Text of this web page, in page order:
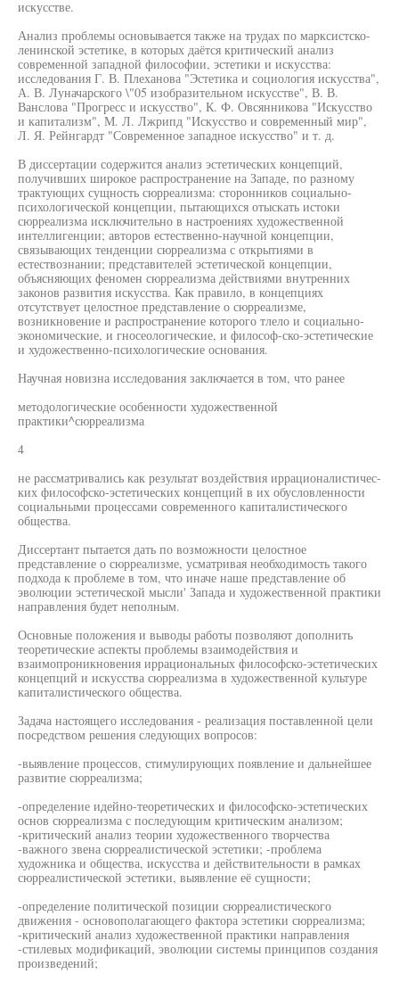
искусстве.
Анализ проблемы основывается также на трудах по марксистско-
ленинской эстетике, в которых даётся критический анализ
современной западной философии, эстетики и искусства:
исследования Г. В. Плеханова "Эстетика и социология искусства",
А. В. Луначарского \"05 изобразительном искусстве", В. В.
Ванслова "Прогресс и искусство", К. Ф. Овсянникова "Искусство
и капитализм", М. Л. Лжрипд "Искусство и современный мир",
Л. Я. Рейнгардт "Современное западное искусство" и т. д.
В диссертации содержится анализ эстетических концепций,
получивших широкое распространение на Западе, по разному
трактующих сущность сюрреализма: сторонников социально-
психологической концепции, пытающихся отыскать истоки
сюрреализма исключительно в настроениях художественной
интеллигенции; авторов естественно-научной концепции,
связывающих тенденции сюрреализма с открытиями в
естествознании; представителей эстетической концепции,
объясняющих феномен сюрреализма действиями внутренних
законов развития искусства. Как правило, в концепциях
отсутствует целостное представление о сюрреализме,
возникновение и распространение которого тлело и социально-
экономические, и гносеологические, и философ-ско-эстетические
и художественно-психологические основания.
Научная новизна исследования заключается в том, что ранее
методологические особенности художественной
практики^сюрреализма
4
не рассматривались как результат воздействия иррационалистичес-
ких философско-эстетических концепций в их обусловленности
социальными процессами современного капиталистического
общества.
Диссертант пытается дать по возможности целостное
представление о сюрреализме, усматривая необходимость такого
подхода к проблеме в том, что иначе наше представление об
эволюции эстетической мысли' Запада и художественной практики
направления будет неполным.
Основные положения и выводы работы позволяют дополнить
теоретические аспекты проблемы взаимодействия и
взаимопроникновения иррациональных философско-эстетических
концепций и искусства сюрреализма в художественной культуре
капиталистического общества.
Задача настоящего исследования - реализация поставленной цели
посредством решения следующих вопросов:
-выявление процессов, стимулирующих появление и дальнейшее
развитие сюрреализма;
-определение идейно-теоретических и философско-эстетических
основ сюрреализма с последующим критическим анализом;
-критический анализ теории художественного творчества
-важного звена сюрреалистической эстетики; -проблема
художника и общества, искусства и действительности в рамках
сюрреалистической эстетики, выявление её сущности;
-определение политической позиции сюрреалистического
движения - основополагающего фактора эстетики сюрреализма;
-критический анализ художественной практики направления
-стилевых модификаций, эволюции системы принципов создания
произведений;